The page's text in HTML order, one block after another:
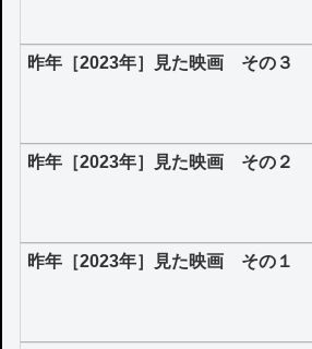
昨年［2023年］見た映画 その３
昨年［2023年］見た映画 その２
昨年［2023年］見た映画 その１